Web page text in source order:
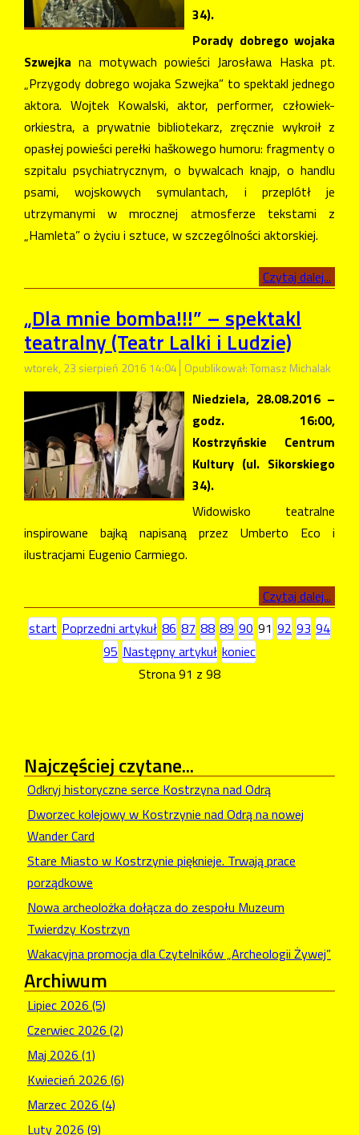
34).
Porady dobrego wojaka
Szwejka na motywach powieści Jarosława Haska pt.
„Przygody dobrego wojaka Szwejka” to spektakl jednego
aktora. Wojtek Kowalski, aktor, performer, człowiek-
orkiestra, a prywatnie bibliotekarz, zręcznie wykroił z
opasłej powieści perełki haškowego humoru: fragmenty o
szpitalu psychiatrycznym, o bywalcach knajp, o handlu
psami, wojskowych symulantach, i przeplótł je
utrzymanymi w mrocznej atmosferze tekstami z
„Hamleta” o życiu i sztuce, w szczególności aktorskiej.
Czytaj dalej...
„Dla mnie bomba!!!” – spektakl
teatralny (Teatr Lalki i Ludzie)
wtorek, 23 sierpień 2016 14:04 Opublikował: Tomasz Michalak
Niedziela, 28.08.2016 –
godz. 16:00,
Kostrzyńskie Centrum
Kultury (ul. Sikorskiego
34).
Widowisko teatralne
inspirowane bajką napisaną przez Umberto Eco i
ilustracjami Eugenio Carmiego.
Czytaj dalej...
start Poprzedni artykuł 86 87 88 89 90 91 92 93 94
95 Następny artykuł koniec
Strona 91 z 98
Najczęściejczytane...
Odkryj historyczne serce Kostrzyna nad Odrą
Dworzec kolejowy w Kostrzynie nad Odrą na nowej
Wander Card
Stare Miasto w Kostrzynie pięknieje. Trwają prace
porządkowe
Nowa archeolożka dołącza do zespołu Muzeum
Twierdzy Kostrzyn
Wakacyjna promocja dla Czytelników „Archeologii Żywej”
Archiwum
Lipiec 2026 (5)
Czerwiec 2026 (2)
Maj 2026 (1)
Kwiecień 2026 (6)
Marzec 2026 (4)
Luty 2026 (9)